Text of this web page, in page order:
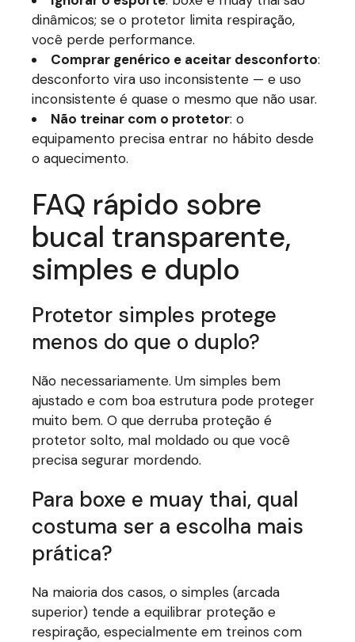
dinâmicos; se o protetor limita respiração,
você perde performance.
Comprar genérico e aceitar desconforto:
desconforto vira uso inconsistente — e uso
inconsistente é quase o mesmo que não usar.
Não treinar com o protetor: o
equipamento precisa entrar no hábito desde
o aquecimento.
FAQ rápido sobre
bucal transparente,
simples e duplo
Protetor simples protege
menos do que o duplo?
Não necessariamente. Um simples bem
ajustado e com boa estrutura pode proteger
muito bem. O que derruba proteção é
protetor solto, mal moldado ou que você
precisa segurar mordendo.
Para boxe e muay thai, qual
costuma ser a escolha mais
prática?
Na maioria dos casos, o simples (arcada
superior) tende a equilibrar proteção e
respiração, especialmente em treinos com